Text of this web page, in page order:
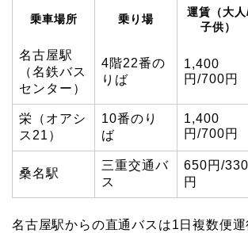
乗車場所 乗り場
運賃（大
子供）
名古屋駅
（名鉄バス
センター）
4階22番の
りば
1,400
円/700円
栄（オアシ
ス21）
10番のり
ば
1,400
円/700円
桑名駅
三重交通バ
ス
650円/330
円
名古屋駅からの直通バスは1日複数便運